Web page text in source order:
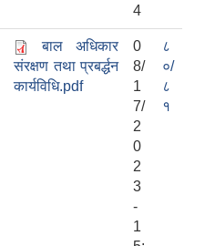
4
बाल अधिकार
संरक्षण तथा प्रबर्द्धन
कार्यविधि.pdf
0
8/
1
7/
2
0
2
3
-
1
८
०/
८
१